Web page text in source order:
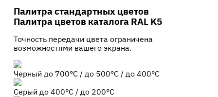
Палитра стандартных цветов
Палитра цветов каталога RAL K5
Точность передачи цвета ограничена
возможностями вашего экрана.
Черный до 700°С / до 500°С / до 400°С
Серый до 400°С / до 200°С